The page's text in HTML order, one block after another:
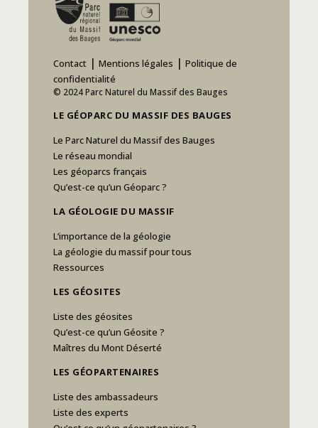
Contact | Mentions légales | Politique de
confidentialité
© 2024 Parc Naturel du Massif des Bauges
LE GÉOPARC DU MASSIF DES BAUGES
Le Parc Naturel du Massif des Bauges
Le réseau mondial
Les géoparcs français
Qu’est-ce qu’un Géoparc ?
LA GÉOLOGIE DU MASSIF
L’importance de la géologie
La géologie du massif pour tous
Ressources
LES GÉOSITES
Liste des géosites
Qu’est-ce qu’un Géosite ?
Maîtres du Mont Déserté
LES GÉOPARTENAIRES
Liste des ambassadeurs
Liste des experts